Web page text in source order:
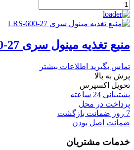
سنسور
هوشمند
PIR
برند
HDL
منبع تغذیه مینول سری LRS-600-27
تماس بگیرید اطلاعات بیشتر
پرش به بالا
تحویل اکسپرس
پشتیبانی 24 ساعته
پرداخت در محل
7 روز ضمانت بازگشت
ضمانت اصل بودن
خدمات مشتریان